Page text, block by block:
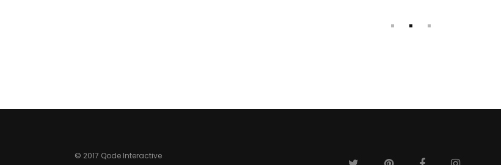
© 2017 Qode Interactive